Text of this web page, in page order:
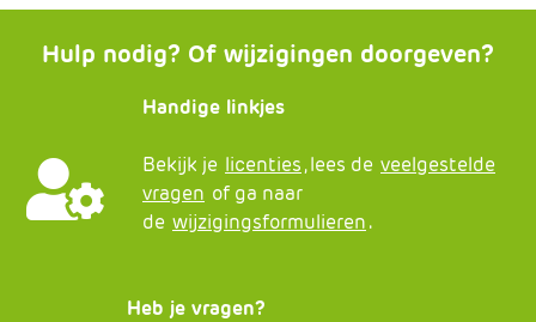
Hulp nodig? Of wijzigingen doorgeven?
Handige linkjes
Bekijk je licenties, lees de veelgestelde
vragen of ga naar
de wijzigingsformulieren.
Heb je vragen?